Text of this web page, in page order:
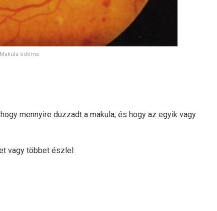
Makula ödéma
mennyire duzzadt a makula, és hogy az egyik vagy
vagy többet észlel: